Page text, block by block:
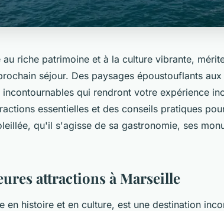
au riche patrimoine et à la culture vibrante,
séjour. Des paysages époustouflants
qui rendront votre expérience
essentielles et des conseils pratiques
qu'il s'agisse de sa gastronomie, ses
attractions à Marseille
en histoire et en culture, est une destination